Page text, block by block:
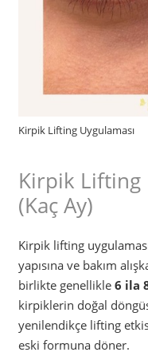
Kirpik Lifting Uygulaması
Kirpik Lifting
(Kaç Ay)
Kirpik lifting
yapısına ve bakım
birlikte genellikle 6 ila
kirpiklerin doğal
yenilendikçe lifting
eski formuna döner.